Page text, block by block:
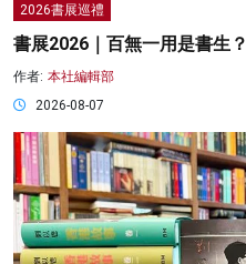
2026書展巡禮
書展2026｜百無一用是書生？
作者: 本社編輯部
2026-08-07